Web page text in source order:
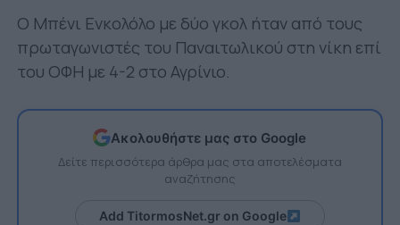
Ο Μπένι Ενκολόλο με δύο γκολ ήταν από τους
πρωταγωνιστές του Παναιτωλικού στη νίκη επί
του ΟΦΗ με 4-2 στο Αγρίνιο.
Ακολουθήστε μας στο Google
Δείτε περισσότερα άρθρα μας στα αποτελέσματα
αναζήτησης
Add TitormosNet.gr on Google